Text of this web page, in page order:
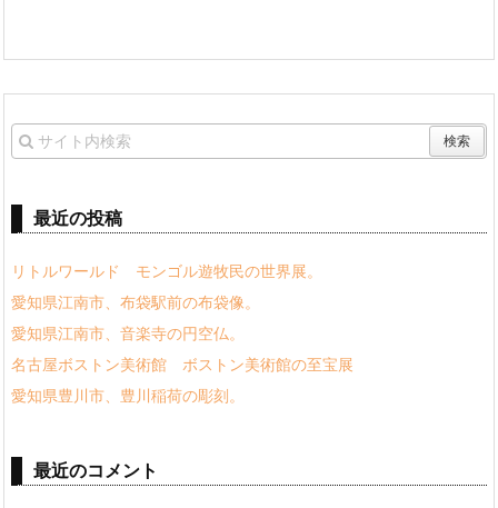
最近の投稿
リトルワールド モンゴル遊牧民の世界展。
愛知県江南市、布袋駅前の布袋像。
愛知県江南市、音楽寺の円空仏。
名古屋ボストン美術館 ボストン美術館の至宝展
愛知県豊川市、豊川稲荷の彫刻。
最近のコメント